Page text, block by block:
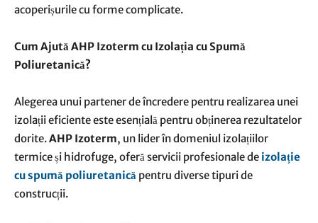
acoperișurile cu forme complicate.
Cum Ajută AHP Izoterm cu Izolația cu Spumă
Poliuretanică?
Alegerea unui partener de încredere pentru realizarea unei
izolații eficiente este esențială pentru obținerea rezultatelor
dorite.AHP Izoterm, un lider în domeniul izolațiilor
termice și hidrofuge, oferă servicii profesionale de izolație
cu spumă poliuretanică pentru diverse tipuri de
construcții.